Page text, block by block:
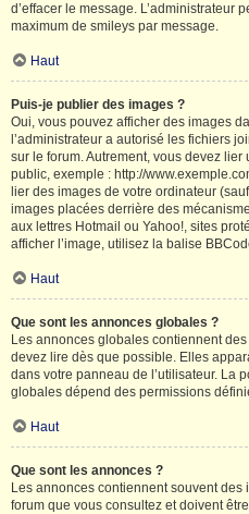
d’effacer le message. L’administrateur
maximum de smileys par message.
Haut
Puis-je publier des images ?
Oui, vous pouvez afficher des images
l’administrateur a autorisé les fichiers
sur le forum. Autrement, vous devez
public, exemple : http://
lier des images de votre ordinateur
images placées derrière des
aux lettres Hotmail ou Yahoo!, sites
afficher l’image, utilisez la balise
Haut
Que sont les annonces globales ?
Les annonces globales contiennent
devez lire dès que possible. Elles
dans votre panneau de l’utilisateur. La
globales dépend des permissions
Haut
Que sont les annonces ?
Les annonces contiennent souvent
forum que vous consultez et doivent